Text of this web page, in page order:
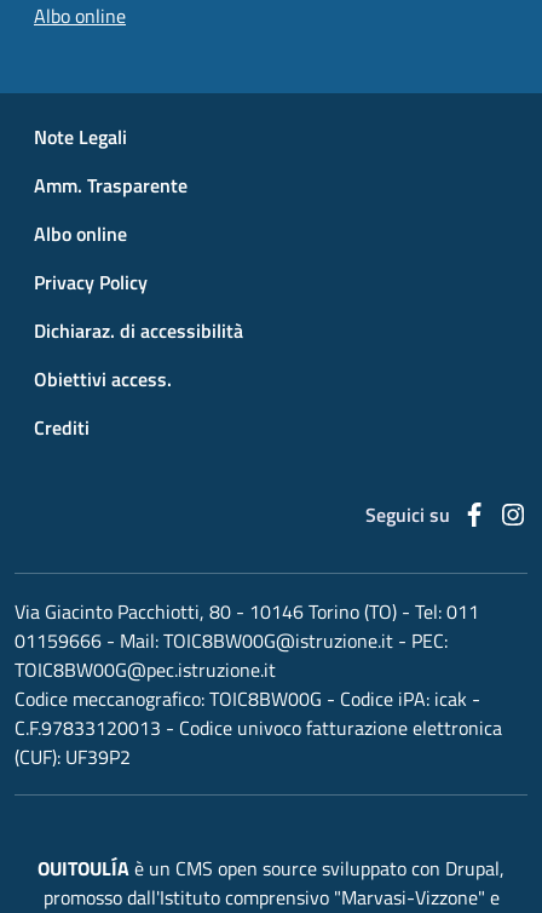
Albo online
Small prints
Note Legali
Amm. Trasparente
Albo online
Privacy Policy
Dichiaraz. di accessibilità
Obiettivi access.
Crediti
Seguici su
Via Giacinto Pacchiotti, 80 - 10146 Torino (TO) - Tel:011
01159666 - Mail:TOIC8BW00G@istruzione.it - PEC:
TOIC8BW00G@pec.istruzione.it
Codice meccanografico:TOIC8BW00G - Codice iPA: icak -
C.F.97833120013 - Codice univoco fatturazione elettronica
(CUF): UF39P2
OUITOULÍAè un CMS open source sviluppato con Drupal,
promosso dall'Istituto comprensivo "Marvasi-Vizzone" e